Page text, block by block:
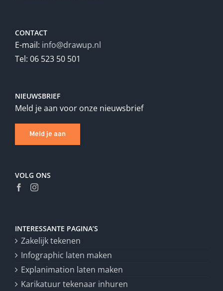
CONTACT
E-mail: info@drawup.nl
Tel: 06 523 50 501
NIEUWSBRIEF
Meld je aan voor onze nieuwsbrief
Meld je aan
VOLG ONS
INTERESSANTE PAGINA’S
Zakelijk tekenen
Infographic laten maken
Explanimation laten maken
Karikatuur tekenaar inhuren